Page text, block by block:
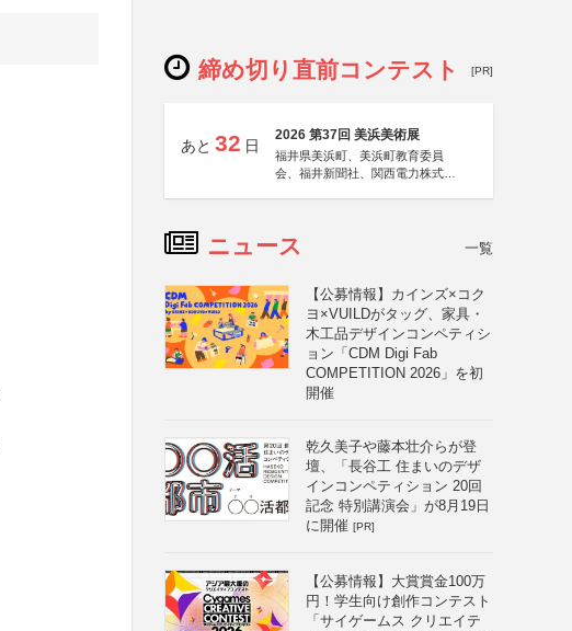
締め切り直前コンテスト [PR]
あと 32 日
2026 第37回 美浜美術展
福井県美浜町、美浜町教育委員
会、福井新聞社、関西電力株式会
ニュース 一覧
【公募情報】カインズ×コク
ヨ×VUILDがタッグ、家具・
木工品デザインコンペティシ
ョン「CDM Digi Fab
COMPETITION 2026」を初
開催
乾久美子や藤本壮介らが登
壇、「長谷工 住まいのデザ
インコンペティション 20回
記念 特別講演会」が8月19日
に開催 [PR]
【公募情報】大賞賞金100万
円！学生向け創作コンテスト
「サイゲームス クリエイテ